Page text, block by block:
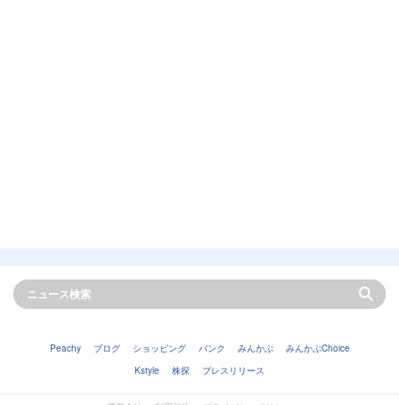
Peachy ブログ ショッピング バンク みんかぶ
みんかぶChoice
Kstyle
株探 プレスリリース